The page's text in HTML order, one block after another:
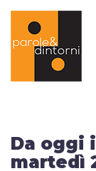
Da oggi
martedì